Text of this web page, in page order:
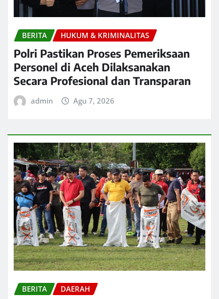
BERITA HUKUM & KRIMINALITAS
Polri Pastikan Proses Pemeriksaan
Personel di Aceh Dilaksanakan
Secara Profesional dan Transparan
admin Agu 7, 2026
BERITA DAERAH